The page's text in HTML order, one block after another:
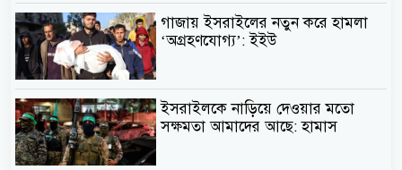
গাজায় ইসরাইলের নতুন করে হামলা
‘অগ্রহণযোগ্য’: ইইউ
ইসরাইলকে নাড়িয়ে দেওয়ার মতো
সক্ষমতা আমাদের আছে: হামাস